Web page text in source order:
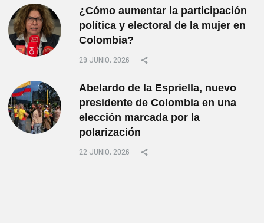
¿Cómo aumentar la participación
política y electoral de la mujer en
Colombia?
29 JUNIO, 2026
Abelardo de la Espriella, nuevo
presidente de Colombia en una
elección marcada por la
polarización
22 JUNIO, 2026